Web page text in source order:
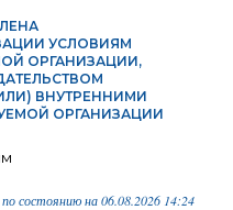
УСЛОВИЯМ
ОРГАНИЗАЦИИ,
ВНУТРЕННИМИ
ОРГАНИЗАЦИИ
состоянию на 06.08.2026 14:24